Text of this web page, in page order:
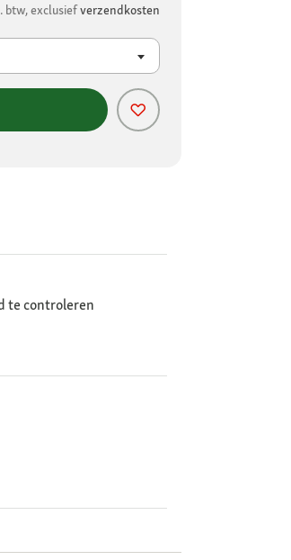
btw, exclusiefverzendkosten
te controleren